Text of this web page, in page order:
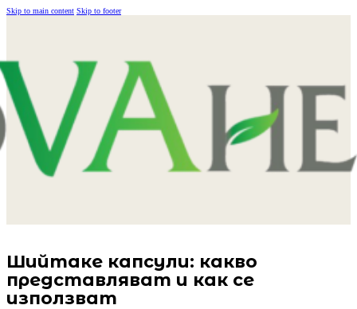
Skip to main content Skip to footer
Шийтаке капсули: какво
представляват и как се
използват